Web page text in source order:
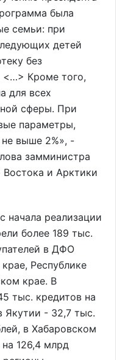
была
семьи: при
детей
без
<…> Кроме того,
для всех
сферы. При
параметры,
не выше 2%», -
замминистра
и Арктики
начала реализации
более 189 тыс.
в ДФО
Республике
крае. В
тыс. кредитов на
Якутии - 32,7 тыс.
в Хабаровском
126,4 млрд